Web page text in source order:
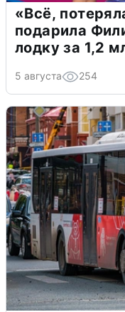
«Всё,
подарила
лодку за 1,2
5 августа 254